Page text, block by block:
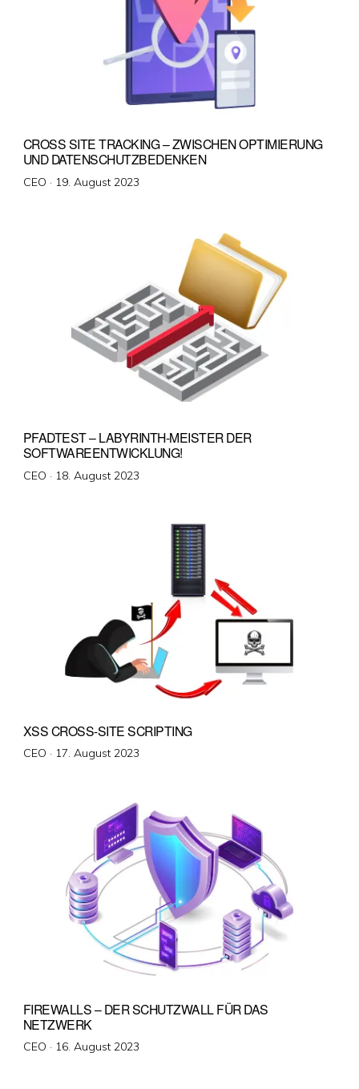
CROSS SITE TRACKING – ZWISCHEN OPTIMIERUNG
UND DATENSCHUTZBEDENKEN
CEO · Veröffentlicht
19. August 2023
PFADTEST – LABYRINTH-MEISTER DER
SOFTWAREENTWICKLUNG!
CEO · Veröffentlicht
18. August 2023
XSS CROSS-SITE SCRIPTING
CEO · Veröffentlicht
17. August 2023
FIREWALLS – DER SCHUTZWALL FÜR DAS
NETZWERK
CEO · Veröffentlicht
16. August 2023